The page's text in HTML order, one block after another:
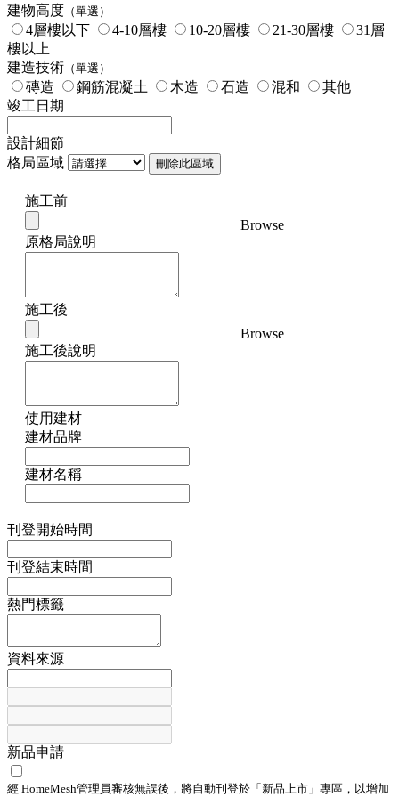
建物高度 （單選）
4層樓以下 4-10層樓 10-20層樓 21-30層樓
31層
樓以上
建造技術 （單選）
磚造 鋼筋混凝土 木造 石造 混和
其他
竣工日期
設計細節
格局區域
刪除此區域
施工前
Browse
原格局說明
施工後
Browse
施工後說明
使用建材
建材品牌
建材名稱
刊登開始時間
刊登結束時間
熱門標籤
資料來源
新品申請
經 HomeMesh管理員審核無誤後，將自動刊登於「新品上市 」專區，以增加